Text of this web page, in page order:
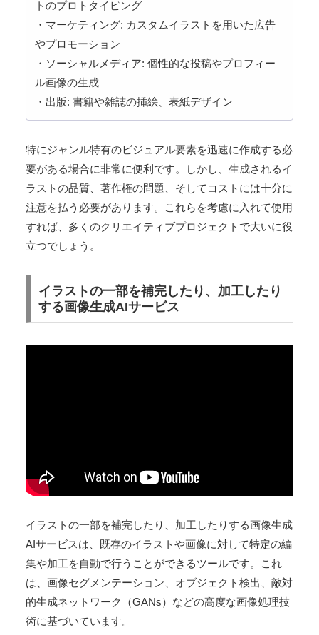
トのプロトタイピング
・マーケティング: カスタムイラストを用いた広告
やプロモーション
・ソーシャルメディア: 個性的な投稿やプロフィー
ル画像の生成
・出版: 書籍や雑誌の挿絵、表紙デザイン
特にジャンル特有のビジュアル要素を迅速に作成する必
要がある場合に非常に便利です。しかし、生成されるイ
ラストの品質、著作権の問題、そしてコストには十分に
注意を払う必要があります。これらを考慮に入れて使用
すれば、多くのクリエイティブプロジェクトで大いに役
立つでしょう。
イラストの一部を補完したり、加工したり
する画像生成AIサービス
イラストの一部を補完したり、加工したりする画像生成
AIサービスは、既存のイラストや画像に対して特定の編
集や加工を自動で行うことができるツールです。これ
は、画像セグメンテーション、オブジェクト検出、敵対
的生成ネットワーク（GANs）などの高度な画像処理技
術に基づいています。